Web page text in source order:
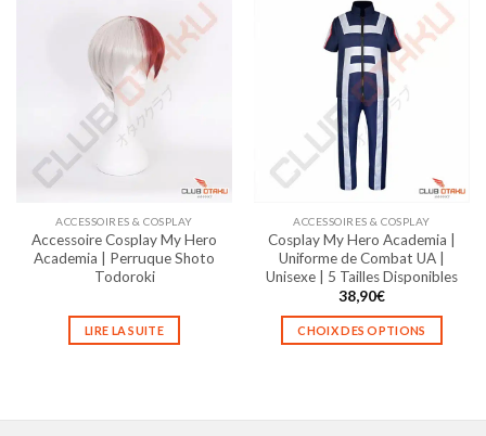
ACCESSOIRES & COSPLAY
Accessoire Cosplay My Hero
Academia | Perruque Shoto
Todoroki
LIRE LA SUITE
ACCESSOIRES & COSPLAY
Cosplay My Hero Academia |
Uniforme de Combat UA |
Unisexe | 5 Tailles Disponibles
38,90€
CHOIX DES OPTIONS
plusieurs